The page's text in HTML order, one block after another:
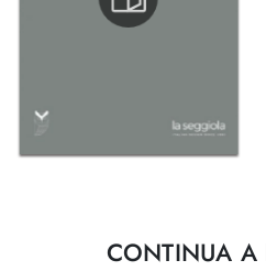
CONTINUA A